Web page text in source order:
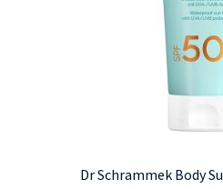
Dr Schrammek Body